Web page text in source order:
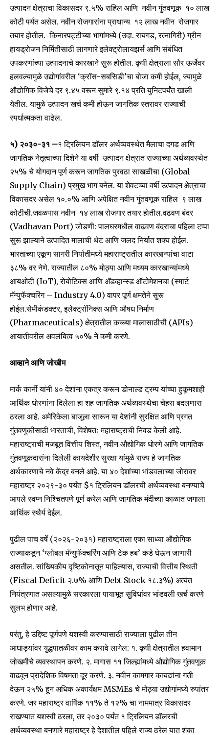
SUBSCRIBE
I've read and accept thePrivacy Policy.
6,300
Fans
32,111 75
उत्पादन क्षेत्राचा विकासदर ९.५% राहिल आणि नवीन गुंतवणूक ₹१० लाख
कोटी पर्यंत असेल. नवीन रोजगारांना प्राधान्य १२ लाख नवीन रोजगार
तयार होतील. किनारपट्टीच्या भागांमध्ये (उदा. रायगड, रत्नागिरी) ग्रीन
हायड्रोजन निर्मितीसाठी लागणारे इलेक्ट्रोलायझर्स आणि संबंधित
उपकरणांच्या उत्पादनाचे कारखाने सुरू होतील. कृषी क्षेत्राला सौर ऊर्जेवर
हलवल्यामुळे उद्योगांवरील ‘क्रॉस-सबसिडी’चा बोजा कमी होईल, ज्यामुळे
औद्योगिक विजेचे दर ₹९.४५ वरून सुमारे ₹९.१४ प्रति युनिटपर्यंत खाली
येतील. यामुळे उत्पादन खर्च कमी होऊन जागतिक स्तरावर राज्याची
स्पर्धात्मकता वाढेल.
५) २०३०-३१ –१ ट्रिलियन डॉलर अर्थव्यवस्थेत मैलाचा दगड आणि
जागतिक नेतृत्वाच्या दिशेने या वर्षी उत्पादन क्षेत्रात राज्याच्या अर्थव्यवस्थेत
२५% चे योगदान पूर्ण करून जागतिक पुरवठा साखळीचा (Global
Supply Chain) प्रमुख भाग बनेल. या शेवटच्या वर्षी उत्पादन क्षेत्राचा
विकासदर असेल १०.०% आणि अपेक्षित नवीन गुंतवणूक राहिल ₹९ लाख
कोटीची.जवळपास नवीन १४ लाख रोजगार तयार होतील.वढवण बंदर
(Vadhavan Port) जोडणी: पालघरमधील वाढवण बंदराचा पहिला टप्पा
सुरू झाल्याने उत्पादित मालाची थेट आणि जलद निर्यात शक्य होईल.
भारताच्या एकूण सागरी निर्यातीमध्ये महाराष्ट्रातील कारखान्यांचा वाटा
३८% वर नेणे. राज्यातील ८०% मोठ्या आणि मध्यम कारखान्यांमध्ये
आयओटी (IoT), रोबोटिक्स आणि अ‍ॅडव्हान्स्ड ऑटोमेशनचा (स्मार्ट
मॅन्युफॅक्चरिंग – Industry 4.0) वापर पूर्ण क्षमतेने सुरू
होईल.सेमीकंडक्टर, इलेक्ट्रॉनिक्स आणि औषध निर्माण
(Pharmaceuticals) क्षेत्रातील कच्च्या मालासाठीची (APIs)
आयातीवरील अवलंबित्व ५०% ने कमी करणे.
आव्हाने आणि जोखीम
मार्क कार्नी यांनी ४० देशांना एकत्र करून डोनाल्ड ट्रम्प यांच्या हुकूमशाही
आर्थिक धोरणांना दिलेला हा शह जागतिक अर्थव्यवस्थेचा चेहरा बदलणारा
ठरला आहे. अमेरिकेला बाजूला सारून या देशांनी सुरक्षित आणि प्रगत
गुंतवणुकीसाठी भारताची, विशेषतः महाराष्ट्राची निवड केली आहे.
महाराष्ट्राची मजबूत वित्तीय शिस्त, नवीन औद्योगिक धोरणे आणि जागतिक
गुंतवणूकदारांना दिलेली कायदेशीर सुरक्षा यांमुळे राज्य हे जागतिक
अर्थकारणाचे नवे केंद्र बनले आहे. या ४० देशांच्या भांडवलाच्या जोरावर
महाराष्ट्र २०२९-३० पर्यंत $१ ट्रिलियन डॉलरची अर्थव्यवस्था बनण्याचे
आपले स्वप्न निश्चितपणे पूर्ण करेल आणि जागतिक मंदीच्या काळात जगाला
आर्थिक स्थैर्य देईल.
पुढील पाच वर्षे (२०२६-२०३१) महाराष्ट्राला एका साध्या औद्योगिक
राज्याकडून ‘ग्लोबल मॅन्युफॅक्चरिंग आणि टेक हब’ कडे घेऊन जाणारी
असतील. सांख्यिकीय दृष्टिकोनातून पाहिल्यास, राज्याची वित्तीय स्थिती
(Fiscal Deficit २.७% आणि Debt Stock १८.३%) अत्यंत
नियंत्रणात असल्यामुळे सरकारला पायाभूत सुविधांवर भांडवली खर्च करणे
सुलभ होणार आहे.
परंतु, हे उद्दिष्ट पूर्णपणे यशस्वी करण्यासाठी राज्याला पुढील तीन
आघाड्यांवर युद्धपातळीवर काम करावे लागेल: १. कृषी क्षेत्रातील हवामान
जोखमीचे व्यवस्थापन करणे. २. मागास ११ जिल्ह्यांमध्ये औद्योगिक गुंतवणूक
वाढवून प्रादेशिक विषमता दूर करणे. ३. नवीन कामगार कायद्यांना गती
देऊन २५% हून अधिक अकार्यक्षम MSMEs चे मोठ्या उद्योगांमध्ये रुपांतर
करणे. जर महाराष्ट्र वार्षिक ११% ते १२% चा नाममात्र विकासदर
राखण्यात यशस्वी ठरला, तर २०३० पर्यंत १ ट्रिलियन डॉलरची
अर्थव्यवस्था बनणारे महाराष्ट्र हे देशातील पहिले राज्य ठरेल यात शंका